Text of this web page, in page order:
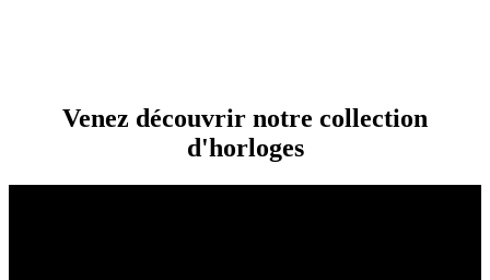
Venez découvrir notre collection
d'horloges